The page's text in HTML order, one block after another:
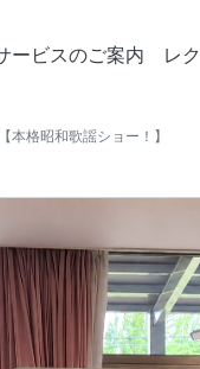
ービスのご案内 レ
本格昭和歌謡ショー！】